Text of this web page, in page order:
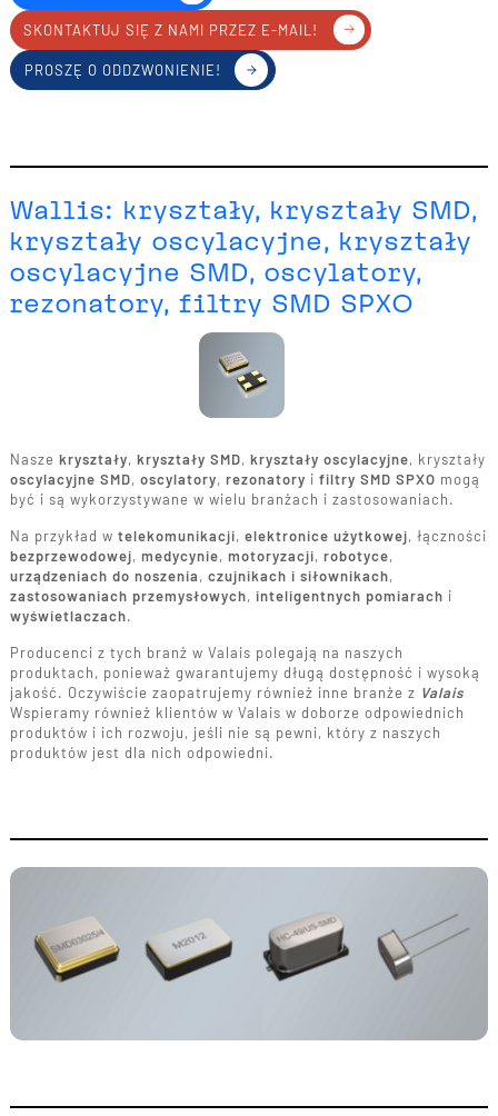
SKONTAKTUJ SIĘ Z NAMI PRZEZ E-MAIL!
PROSZĘ O ODDZWONIENIE!
Wallis: kryształy, kryształy SMD,
kryształy oscylacyjne, kryształy
oscylacyjne SMD, oscylatory,
rezonatory, filtry SMD SPXO
Nasze kryształy, kryształy SMD, kryształy oscylacyjne, kryształy
oscylacyjne SMD, oscylatory, rezonatory i filtry SMD SPXO mogą
być i są wykorzystywane w wielu branżach i zastosowaniach.
Na przykład w telekomunikacji, elektronice użytkowej, łączności
bezprzewodowej, medycynie, motoryzacji, robotyce,
urządzeniach do noszenia, czujnikach i siłownikach,
zastosowaniach przemysłowych, inteligentnych pomiarach i
wyświetlaczach.
Producenci z tych branż w Valais polegają na naszych
produktach, ponieważ gwarantujemy długą dostępność i wysoką
jakość. Oczywiście zaopatrujemy również inne branże z Valais
Wspieramy również klientów w Valais w doborze odpowiednich
produktów i ich rozwoju, jeśli nie są pewni, który z naszych
produktów jest dla nich odpowiedni.